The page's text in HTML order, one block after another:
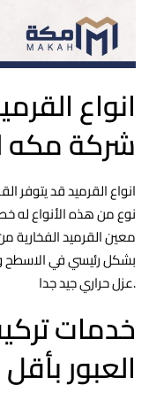
انواع
شركة مكه
انواع القرميد قد يتوفر
نوع من هذه الأنواع له
معين القرميد الفخارية
بشكل رئيسي في الاسطح
عزل حراري جيد جدا.
خدمات
العبور